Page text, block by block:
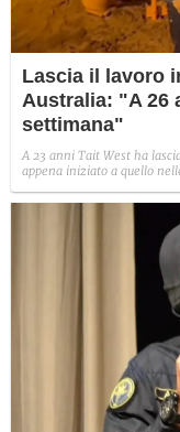
Lascia il lavoro
Australia: "A 26
settimana"
A 23 anni Tait West ha
appena iniziato a quello
settimane consecutive e ne